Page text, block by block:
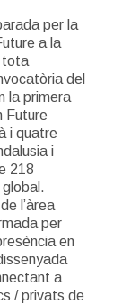
per la
a la
tota
del
la primera
Future
i quatre
i
218
l’àrea
per
en
a
/ privats de